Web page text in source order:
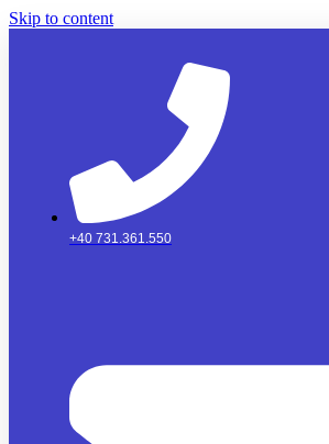
Skip to content
+40 731.361.550